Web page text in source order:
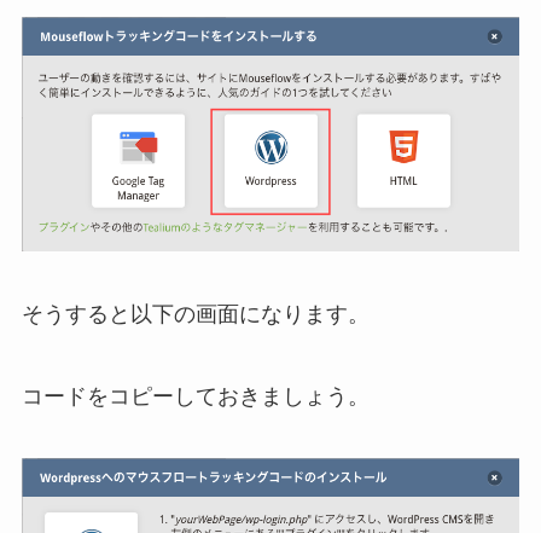
そうすると以下の画面になります。
コードをコピーしておきましょう。